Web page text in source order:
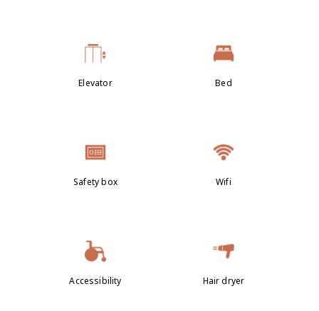
Elevator Bed
Safety box Wifi
Accessibility Hair dryer